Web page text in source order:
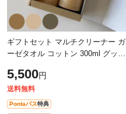
ギフトセット マルチクリーナー ガ
ーゼタオル コットン 300ml グッド
除 洗濯 天然由来 （ 安全基準NSF
5,500円
送料無料
Pontaパス特典